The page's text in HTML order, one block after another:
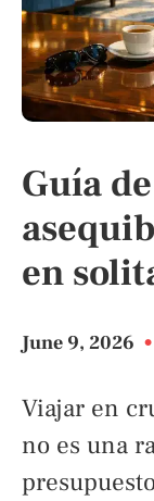
Guía
en
June 9, 2026 •
Viajar en
no es una